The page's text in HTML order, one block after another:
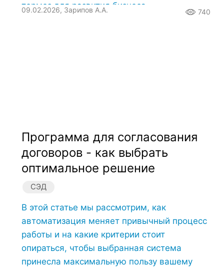
тормоз для развития бизнеса.
09.02.2026, Зарипов А.А. 740
Программа для согласования
договоров - как выбрать
оптимальное решение
СЭД
В этой статье мы рассмотрим, как
автоматизация меняет привычный процесс
работы и на какие критерии стоит
опираться, чтобы выбранная система
принесла максимальную пользу вашему